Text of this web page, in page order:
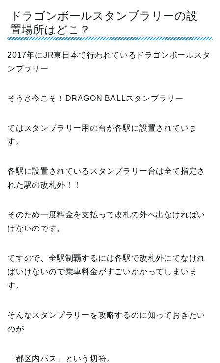
ドラゴンボールスタンプラリーの設
置場所はどこ？
2017年にJR東日本で行われているドラゴンボールスタ
ンプラリー
そうさ今こそ！DRAGON BALLスタンプラリー
ではスタンプラリー用の台が各駅に設置されていま
す。
各駅に設置されているスタンプラリー台は全て指定さ
れた駅の改札外！！
そのため一度料金を支払って改札の外へ出なければい
けないのです。
ですので、全駅制覇するには各駅で改札外にでなけれ
ばいけないので乗車料金がすごいかかってしまいま
す。
そんなスタンプラリーを攻略するのに知っておきたい
のが
「都区内パス」という切符。